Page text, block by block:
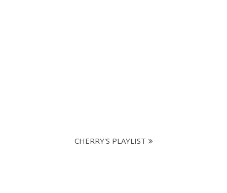
CHERRY'S PLAYLIST